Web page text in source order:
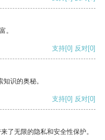
。
支持[0] 反对[0]
识的奥秘。
支持[0] 反对[0]
了无限的隐私和安全性保护。